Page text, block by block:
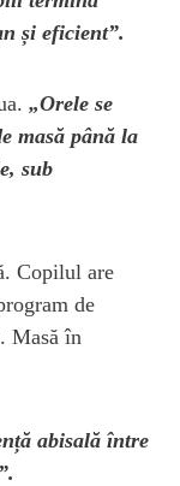
și eficient”.
„Orele se
masă până la
sub
Copilul are
de
Masă în
abisală între